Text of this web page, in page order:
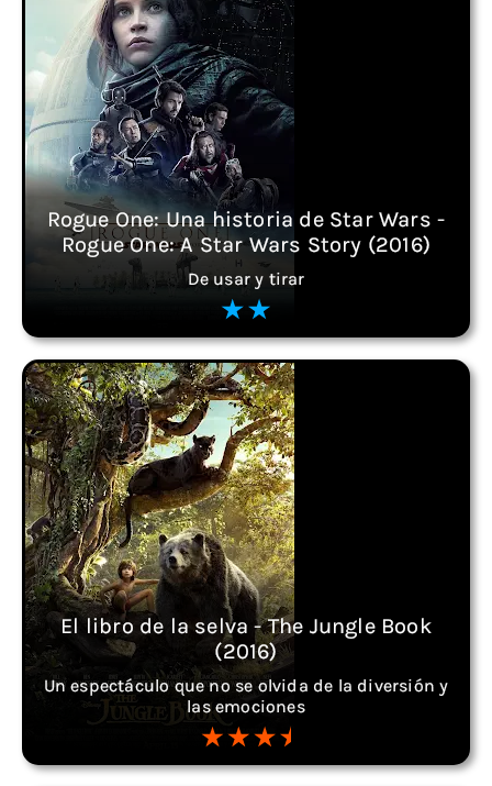
Rogue One: Una historia de Star Wars -
Rogue One: A Star Wars Story (2016)
De usar y tirar
El libro de la selva - The Jungle Book
(2016)
Un espectáculo que no se olvida de la diversión y
las emociones